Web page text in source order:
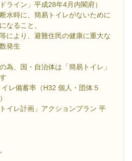
ライン」平成28年4月内閣府）
水時に、簡易トイレがないために
なること、
により、避難住民の健康に重大な
発生
為、国・自治体は「簡易トイレ」
レ備蓄率（H32 個人・団体５
イレ計画」アクションプラン 平